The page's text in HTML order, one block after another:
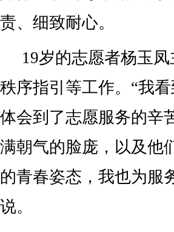
责、细致耐心。
19岁的志愿者杨玉
秩序指引等工作。“我
体会到了志愿服务的辛
满朝气的脸庞，以及他
的青春姿态，我也为服
说。